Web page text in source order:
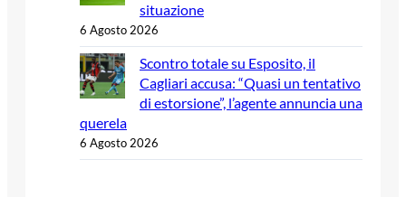
situazione
6 Agosto 2026
Scontro totale su Esposito, il
Cagliari accusa: “Quasi un tentativo
di estorsione”, l’agente annuncia una
querela
6 Agosto 2026